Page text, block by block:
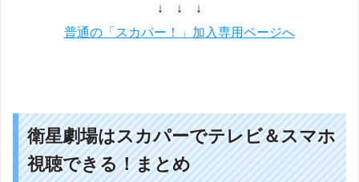
↓ ↓ ↓
普通の「スカパー！」加入専用ページへ
衛星劇場はスカパーでテレビ＆スマホ
視聴できる！まとめ